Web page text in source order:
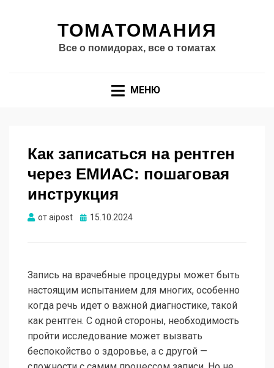
ТОМАТОМАНИЯ
Все о помидорах, все о томатах
МЕНЮ
Как записаться на рентген
через ЕМИАС: пошаговая
инструкция
отaipost Опубликовано
15.10.2024
Запись на врачебные процедуры может быть
настоящим испытанием для многих, особенно
когда речь идет о важной диагностике, такой
как рентген. С одной стороны, необходимость
пройти исследование может вызвать
беспокойство о здоровье, а с другой —